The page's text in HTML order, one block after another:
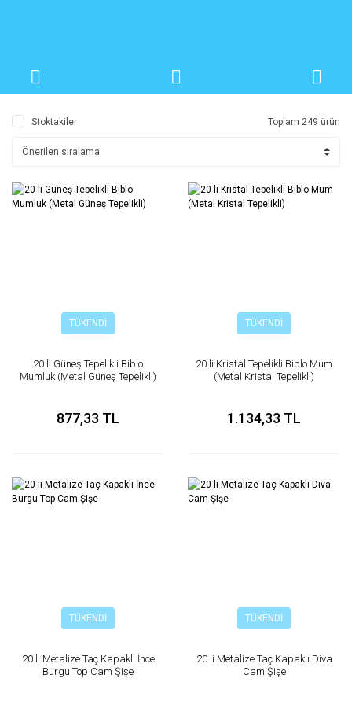
Stoktakiler Toplam 249 ürün
TÜKENDİ
20 li Güneş Tepelikli Biblo
Mumluk (Metal Güneş Tepelikli)
877,33 TL
TÜKENDİ
20 li Kristal Tepelikli Biblo Mum
(Metal Kristal Tepelikli)
1.134,33 TL
TÜKENDİ
20 li Metalize Taç Kapaklı İnce
Burgu Top Cam Şişe
TÜKENDİ
20 li Metalize Taç Kapaklı Diva
Cam Şişe